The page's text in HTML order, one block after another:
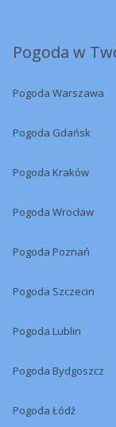
Pogoda w
Pogoda Warszawa
Pogoda Gdańsk
Pogoda Kraków
Pogoda Wrocław
Pogoda Poznań
Pogoda Szczecin
Pogoda Lublin
Pogoda Bydgoszcz
Pogoda Łódź